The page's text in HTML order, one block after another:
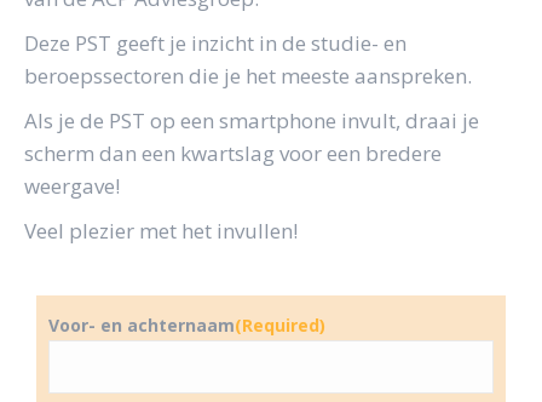
Deze PST geeft je inzicht in de studie- en
beroepssectoren die je het meeste aanspreken.
Als je de PST op een smartphone invult, draai je
scherm dan een kwartslag voor een bredere
weergave!
Veel plezier met het invullen!
Voor- en achternaam(Required)